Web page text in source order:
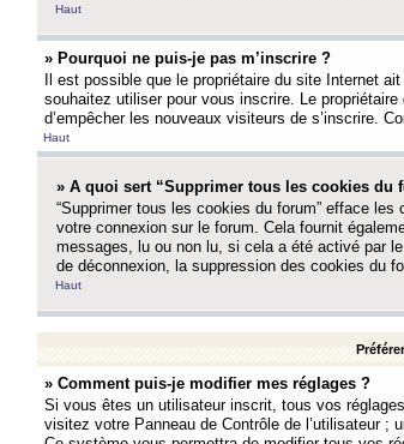
Haut
» Pourquoi ne puis-je pas m’inscrire ?
Il est possible que le propriétaire du site Internet
souhaitez utiliser pour vous inscrire. Le
d’empêcher les nouveaux visiteurs de s’inscrire.
Haut
» A quoi sert “Supprimer tous les cookies du
“Supprimer tous les cookies du forum” efface
votre connexion sur le forum. Cela fournit
messages, lu ou non lu, si cela a été activé par
de déconnexion, la suppression des cookies du
Haut
» Comment puis-je modifier mes réglages ?
Si vous êtes un utilisateur inscrit, tous vos
visitez votre Panneau de Contrôle de l’utilisateur ;